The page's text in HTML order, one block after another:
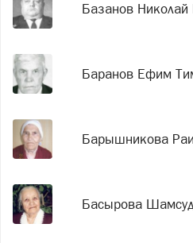
Базанов Николай
Баранов Ефим
Барышникова
Басырова